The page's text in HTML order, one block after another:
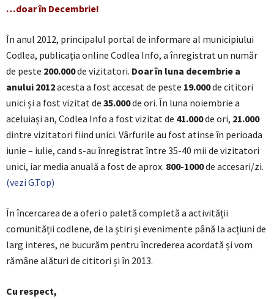
…doar în Decembrie!
În anul 2012, principalul portal de informare al municipiului
Codlea, publicația online Codlea Info, a înregistrat un număr
de peste 200.000de vizitatori. Doar în luna decembrie a
anului 2012acesta a fost accesat de peste 19.000de cititori
unici și a fost vizitat de 35.000de ori. În luna noiembrie a
aceluiași an, Codlea Info a fost vizitat de 41.000de ori, 21.000
dintre vizitatori fiind unici. Vârfurile au fost atinse în perioada
iunie – iulie, cand s-au înregistrat între 35-40 mii de vizitatori
unici, iar media anuală a fost de aprox. 800-1000de accesari/zi.
(vezi G.Top)
În încercarea de a oferi o paletă completă a activității
comunității codlene, de la știri și evenimente până la acțiuni de
larg interes, ne bucurăm pentru încrederea acordată și vom
rămâne alături de cititori și în 2013.
Cu respect,